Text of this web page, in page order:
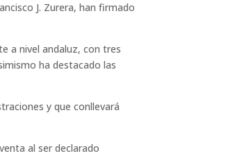
J. Zurera, han firmado
a nivel andaluz, con tres
ha destacado las
y que conllevará
al ser declarado